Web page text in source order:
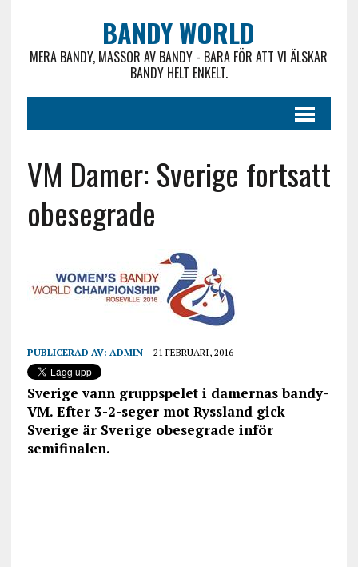
BANDY WORLD
MERA BANDY, MASSOR AV BANDY - BARA FÖR ATT VI ÄLSKAR
BANDY HELT ENKELT.
VM Damer: Sverige fortsatt
obesegrade
PUBLICERAD AV: ADMIN 21 FEBRUARI, 2016
Sverige vann gruppspelet i damernas bandy-
VM. Efter 3-2-seger mot Ryssland gick
Sverige är Sverige obesegrade inför
semifinalen.